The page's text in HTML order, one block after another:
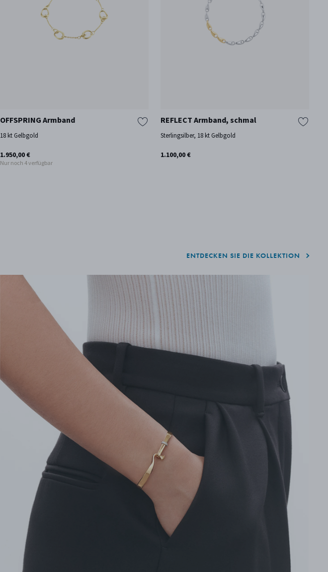
OFFSPRING Armband
18 kt Gelbgold
1.950,00 €
Nur noch 4 verfügbar
REFLECT Armband, schmal
Sterlingsilber, 18 kt Gelbgold
1.100,00 €
ENTDECKEN SIE DIE KOLLEKTION